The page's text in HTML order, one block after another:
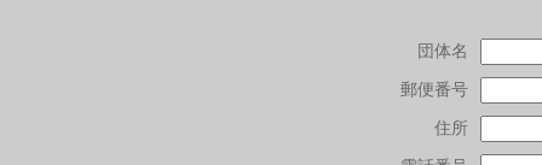
団体名
郵便番号
住所